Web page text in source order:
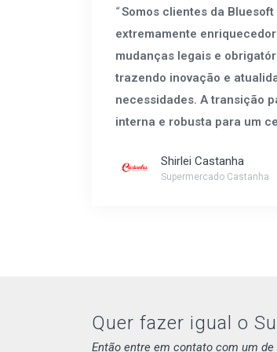
Somos clientes da
extremamente
mudanças legais e
trazendo inovação e
necessidades. A transição
interna e robusta para um
Shirlei Castanha
Supermercado Castanha
Quer fazer igual o
Então entre em contato com um